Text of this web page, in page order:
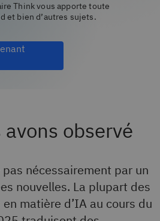
Think vous apporte toute
et bien d’autres sujets.
observé
nécessairement par un
nouvelles. La plupart des
matière d’IA au cours du